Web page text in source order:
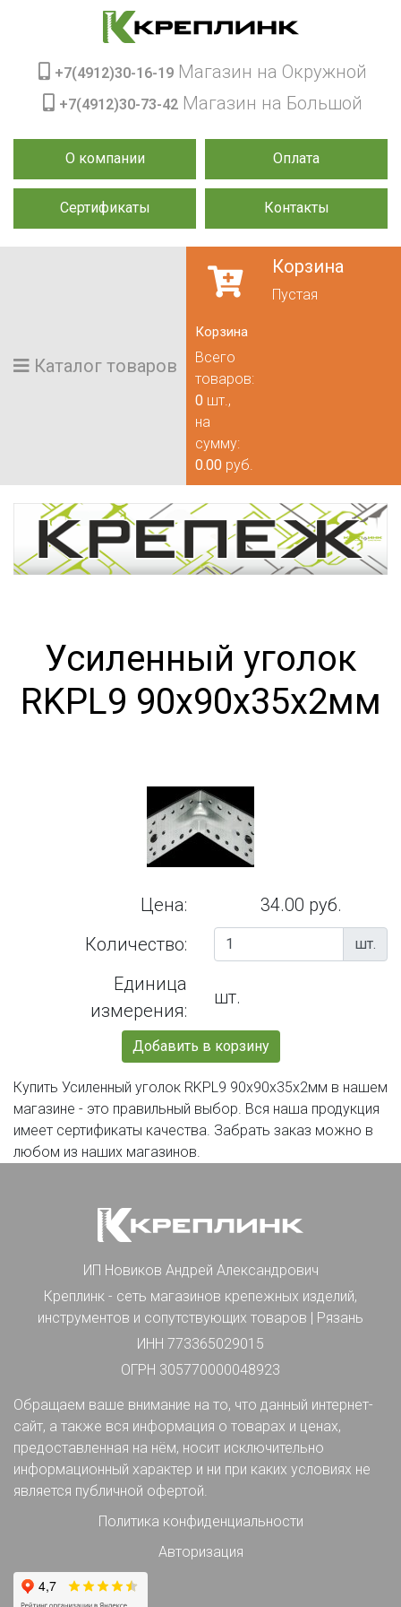
О компании Оплата
Сертификаты Контакты
+7(4912)30-16-19 Магазин на Окружной
+7(4912)30-73-42 Магазин на Большой
Каталог товаров
Корзина
Пустая
Корзина
Всего
товаров:
0 шт.,
на
сумму:
0.00 руб.
Усиленный уголок
RKPL9 90х90х35х2мм
Цена:
34.00 руб.
Количество:
шт.
Единица
измерения:
шт.
Добавить в корзину
Купить Усиленный уголок RKPL9 90х90х35х2мм в нашем
магазине - это правильный выбор. Вся наша продукция
имеет сертификаты качества. Забрать заказ можно в
любом из наших магазинов.
ИП Новиков Андрей Александрович
Креплинк - сеть магазинов крепежных изделий,
инструментов и сопутствующих товаров | Рязань
ИНН 773365029015
ОГРН 305770000048923
Обращаем ваше внимание на то, что данный интернет-
сайт, а также вся информация о товарах и ценах,
предоставленная на нём, носит исключительно
информационный характер и ни при каких условиях не
является публичной офертой.
Политика конфиденциальности
Авторизация